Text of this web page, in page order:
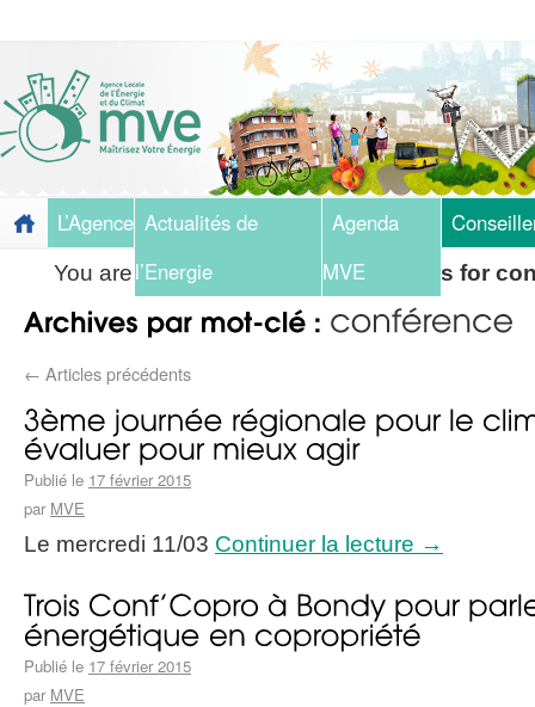
L’Agence Actualités de
l’Energie
Agenda
MVE
You are here:Home Blog»Archives for
← Articles précédents
Publié le 17 février 2015
par MVE
Le mercredi 11/03 Continuer la lecture →
Publié le 17 février 2015
par MVE